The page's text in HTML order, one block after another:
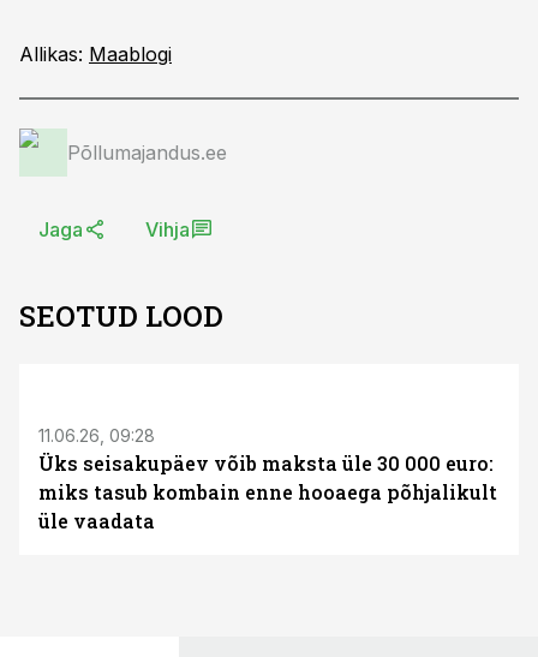
Allikas: Maablogi
Põllumajandus.ee
Jaga Vihja
SEOTUD LOOD
11.06.26, 09:28
Üks seisakupäev võib maksta üle 30 000 euro:
miks tasub kombain enne hooaega põhjalikult
üle vaadata